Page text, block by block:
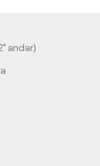
andar)